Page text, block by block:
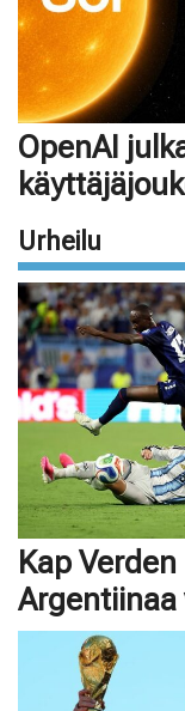
OpenAI
Urheilu
Kap
Argentiinaa